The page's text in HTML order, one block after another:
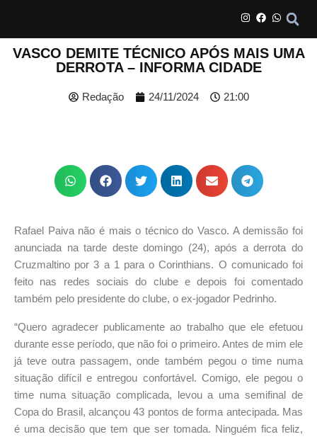
VASCO DEMITE TÉCNICO APÓS MAIS UMA
DERROTA – INFORMA CIDADE
Redação 24/11/2024 21:00
Rafael Paiva não é mais o técnico do Vasco. A demissão foi
anunciada na tarde deste domingo (24), após a derrota do
Cruzmaltino por 3 a 1 para o Corinthians. O comunicado foi
feito nas redes sociais do clube e depois foi comentado
também pelo presidente do clube, o ex-jogador Pedrinho.
“Quero agradecer publicamente ao trabalho que ele efetuou
durante esse período, que não foi o primeiro. Antes de mim ele
já teve outra passagem, onde também pegou o time numa
situação difícil e entregou confortável. Comigo, ele pegou o
time numa situação complicada, levou a uma semifinal de
Copa do Brasil, alcançou 43 pontos de forma antecipada. Mas
é uma decisão que tem que ser tomada. Ninguém fica feliz,